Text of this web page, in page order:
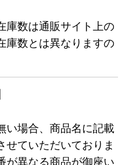
庫数は通販サイト上の
庫数とは異なりますの
い場合、商品名に記載
せていただいておりま
が異なる商品が御座い